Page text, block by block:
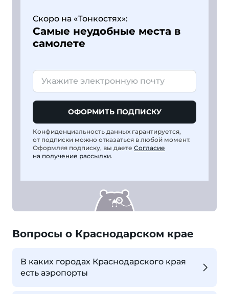
Скоро на «Тонкостях»:
Самые неудобные места в
самолете
ОФОРМИТЬ ПОДПИСКУ
Конфиденциальность данных гарантируется,
от подписки можно отказаться в любой момент.
Оформляя подписку, вы даете Согласие
на получение рассылки.
Вопросы о Краснодарском крае
В каких городах Краснодарского края
есть аэропорты